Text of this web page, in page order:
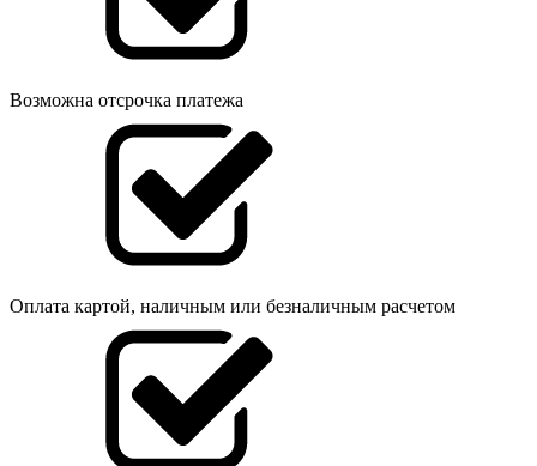
Возможна отсрочка платежа
Оплата картой, наличным или безналичным расчетом